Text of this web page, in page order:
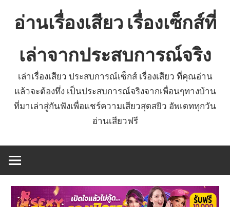
อ่านเรื่องเสียว เรื่องเซ็กส์ที่
เล่าจากประสบการณ์จริง
เล่าเรื่องเสียว ประสบการณ์เซ็กส์ เรื่องเสียว ที่คุณอ่าน
แล้วจะต้องทึ่ง เป็นประสบการณ์จริงจากเพื่อนๆทางบ้าน
ที่มาเล่าสู่กันฟังเพื่อแชร์ความเสียวสุดสยิว อัพเดททุกวัน
อ่านเสียวฟรี